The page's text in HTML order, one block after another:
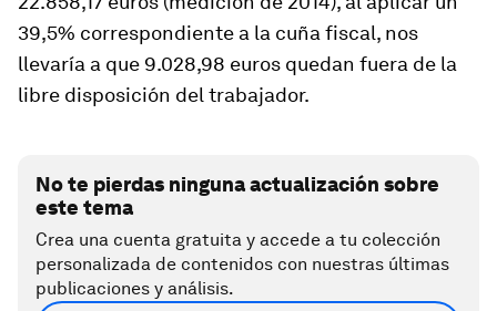
39,5% correspondiente a la cuña fiscal, nos
llevaría a que 9.028,98 euros quedan fuera de la
libre disposición del trabajador.
No te pierdas ninguna actualización sobre
este tema
Crea una cuenta gratuita y accede a tu colección
personalizada de contenidos con nuestras últimas
publicaciones y análisis.